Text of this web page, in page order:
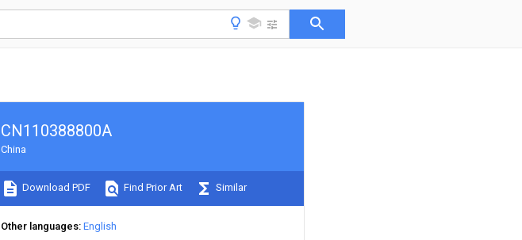
CN110388800A
China
Download PDF Find Prior Art Similar
Other languages English